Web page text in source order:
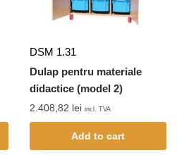
DSM 1.31
Dulap pentru materiale
didactice (model 2)
2.408,82 lei incl. TVA
Add to cart